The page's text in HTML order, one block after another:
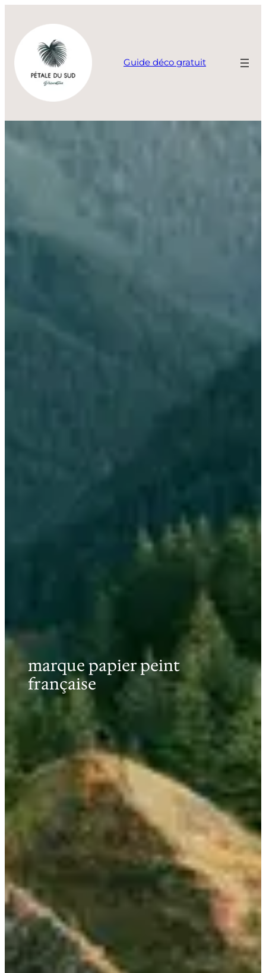
contenu
Guide déco gratuit
marque papier peint
française